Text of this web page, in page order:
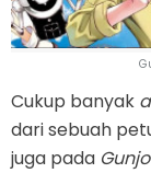
Cukup banyak
dari sebuah
juga pada